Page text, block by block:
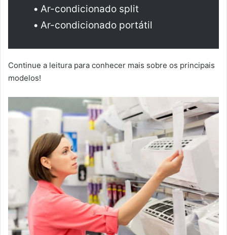
• Ar-condicionado split
• Ar-condicionado portátil
Continue a leitura para conhecer mais sobre os principais
modelos!